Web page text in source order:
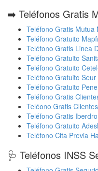
➡️ Teléfonos Gratis
Teléfono Gratis Mutua
Teléfono Gratuito
Teléfono Gratis Linea
Teléfono Gratuito
Teléfono Gratuito
Teléfono Gratuito Seur
Teléfono Gratuito
Teléfono Gratis
Teléono Gratis
Teléfono Gratis
Teléfono Gratuito
Teléfono Cita Previa
🩺 Teléfonos INSS